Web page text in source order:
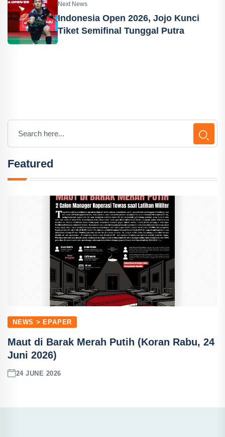
Next News
Indonesia Open 2026, Jojo Kunci
Tiket Semifinal Tunggal Putra
Featured
NEWS > EPAPER
Maut di Barak Merah Putih (Koran Rabu, 24
Juni 2026)
24 JUNE 2026